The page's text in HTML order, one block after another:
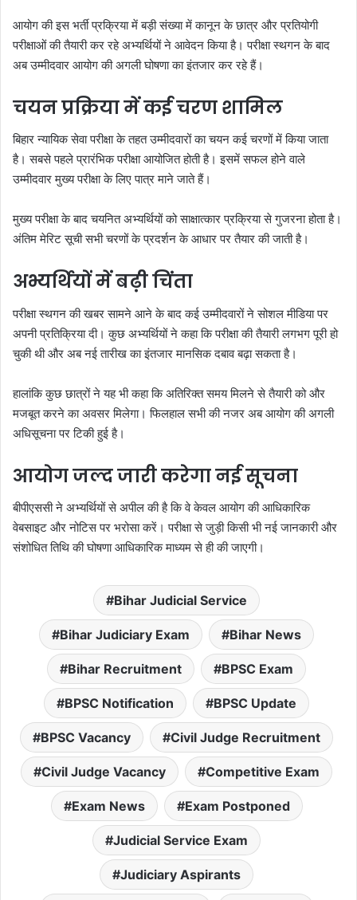
आयोग की इस भर्ती प्रक्रिया में बड़ी संख्या में कानून के छात्र और प्रतियोगी
परीक्षाओं की तैयारी कर रहे अभ्यर्थियों ने आवेदन किया है। परीक्षा स्थगन के बाद
अब उम्मीदवार आयोग की अगली घोषणा का इंतजार कर रहे हैं।
चयन प्रक्रिया में कई चरण शामिल
बिहार न्यायिक सेवा परीक्षा के तहत उम्मीदवारों का चयन कई चरणों में किया जाता
है। सबसे पहले प्रारंभिक परीक्षा आयोजित होती है। इसमें सफल होने वाले
उम्मीदवार मुख्य परीक्षा के लिए पात्र माने जाते हैं।
मुख्य परीक्षा के बाद चयनित अभ्यर्थियों को साक्षात्कार प्रक्रिया से गुजरना होता है।
अंतिम मेरिट सूची सभी चरणों के प्रदर्शन के आधार पर तैयार की जाती है।
अभ्यर्थियों में बढ़ी चिंता
परीक्षा स्थगन की खबर सामने आने के बाद कई उम्मीदवारों ने सोशल मीडिया पर
अपनी प्रतिक्रिया दी। कुछ अभ्यर्थियों ने कहा कि परीक्षा की तैयारी लगभग पूरी हो
चुकी थी और अब नई तारीख का इंतजार मानसिक दबाव बढ़ा सकता है।
हालांकि कुछ छात्रों ने यह भी कहा कि अतिरिक्त समय मिलने से तैयारी को और
मजबूत करने का अवसर मिलेगा। फिलहाल सभी की नजर अब आयोग की अगली
अधिसूचना पर टिकी हुई है।
आयोग जल्द जारी करेगा नई सूचना
बीपीएससी ने अभ्यर्थियों से अपील की है कि वे केवल आयोग की आधिकारिक
वेबसाइट और नोटिस पर भरोसा करें। परीक्षा से जुड़ी किसी भी नई जानकारी और
संशोधित तिथि की घोषणा आधिकारिक माध्यम से ही की जाएगी।
Bihar Judicial Service
Bihar Judiciary Exam Bihar News
Bihar Recruitment BPSC Exam
BPSC Notification BPSC Update
BPSC Vacancy Civil Judge Recruitment
Civil Judge Vacancy Competitive Exam
Exam News Exam Postponed
Judicial Service Exam
Judiciary Aspirants